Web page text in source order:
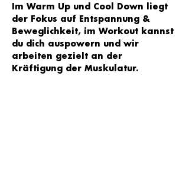
Im Warm Up und Cool Down liegt
der Fokus auf Entspannung &
Beweglichkeit, im Workout kannst
du dich auspowern und wir
arbeiten gezielt an der
Kräftigung der Muskulatur.